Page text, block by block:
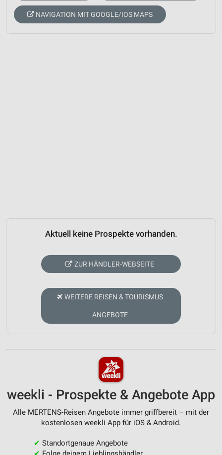
NAVIGATION MIT GOOGLE/IOS MAPS
Aktuell keine Prospekte vorhanden.
ZUR HÄNDLER-WEBSEITE
WEITERE REISEN & TOURISMUS
ANGEBOTE
weekli - Prospekte & Angebote App
Alle MERTENS-Reisen Angebote immer griffbereit – mit der
kostenlosen weekli App für iOS & Android.
✔ Standortgenaue Angebote